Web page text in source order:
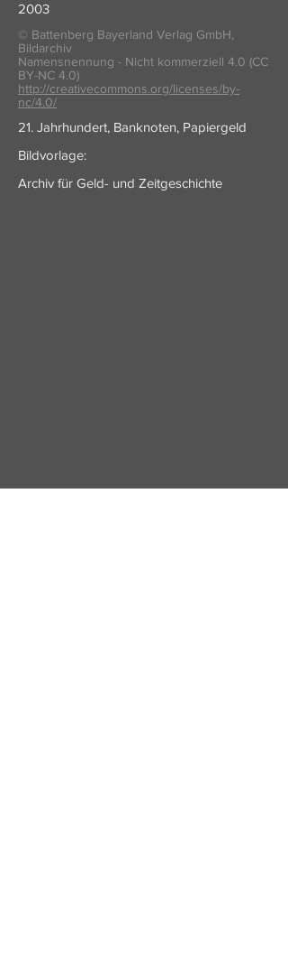
2003
© Battenberg Bayerland Verlag GmbH,
Bildarchiv
Namensnennung - Nicht kommerziell 4.0 (CC
BY-NC 4.0)
http://creativecommons.org/licenses/by-
nc/4.0/
21. Jahrhundert, Banknoten, Papiergeld
Bildvorlage:
Archiv für Geld- und Zeitgeschichte